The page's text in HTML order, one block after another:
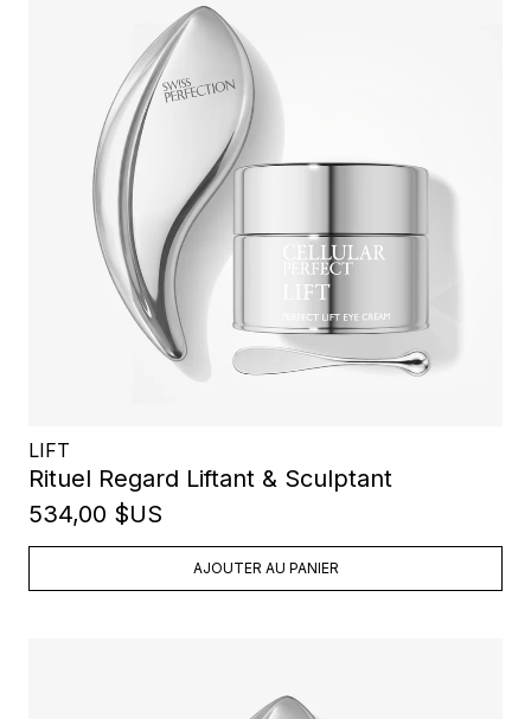
LIFT
Rituel Regard Liftant & Sculptant
534,00 $US
AJOUTER AU PANIER